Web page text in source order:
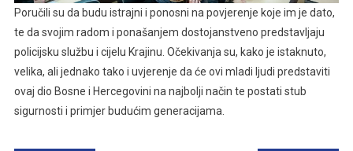
Poručili su da budu istrajni i ponosni na povjerenje koje im je dato,
te da svojim radom i ponašanjem dostojanstveno predstavljaju
policijsku službu i cijelu Krajinu. Očekivanja su, kako je istaknuto,
velika, ali jednako tako i uvjerenje da će ovi mladi ljudi predstaviti
ovaj dio Bosne i Hercegovini na najbolji način te postati stub
sigurnosti i primjer budućim generacijama.